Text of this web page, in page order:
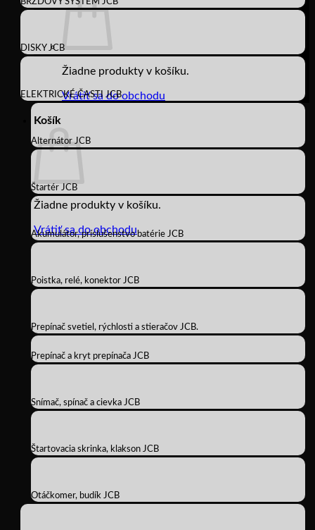
Žiadne produkty v košíku.
Vrátiť sa do obchodu
Košík
Žiadne produkty v košíku.
Vrátiť sa do obchodu
DISKY JCB
ELEKTRICKÉ ČASTI JCB
Alternátor JCB
Štartér JCB
Akumulátor, príslušenstvo batérie JCB
Poistka, relé, konektor JCB
Prepínač svetiel, rýchlosti a stieračov JCB.
Prepínač a kryt prepínača JCB
Snímač, spínač a cievka JCB
Štartovacia skrinka, klakson JCB
Otáčkomer, budík JCB